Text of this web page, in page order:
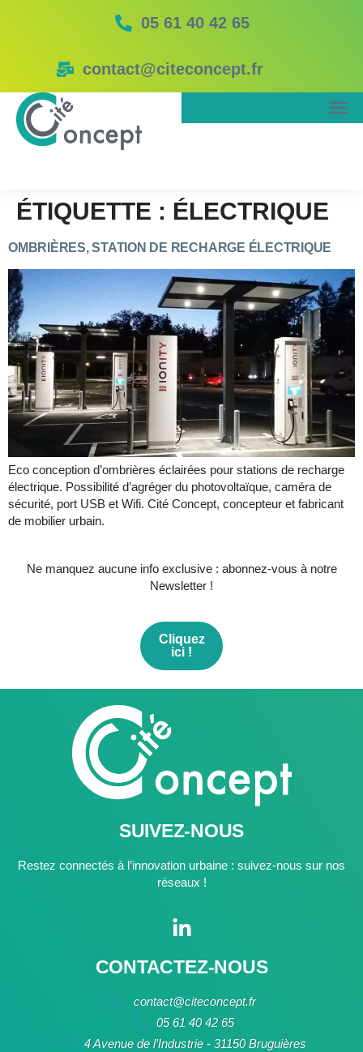
05 61 40 42 65
contact@citeconcept.fr
ÉTIQUETTE : ÉLECTRIQUE
OMBRIÈRES, STATION DE RECHARGE ÉLECTRIQUE
Eco conception d’ombrières éclairées pour stations de recharge
électrique. Possibilité d’agréger du photovoltaïque, caméra de
sécurité, port USB et Wifi. Cité Concept, concepteur et fabricant
de mobilier urbain.
Ne manquez aucune info exclusive : abonnez-vous à notre
Newsletter !
Cliquez
ici !
SUIVEZ-NOUS
Restez connectés à l’innovation urbaine : suivez-nous sur nos
réseaux !
CONTACTEZ-NOUS
contact@citeconcept.fr
05 61 40 42 65
4 Avenue de l’Industrie - 31150 Bruguières